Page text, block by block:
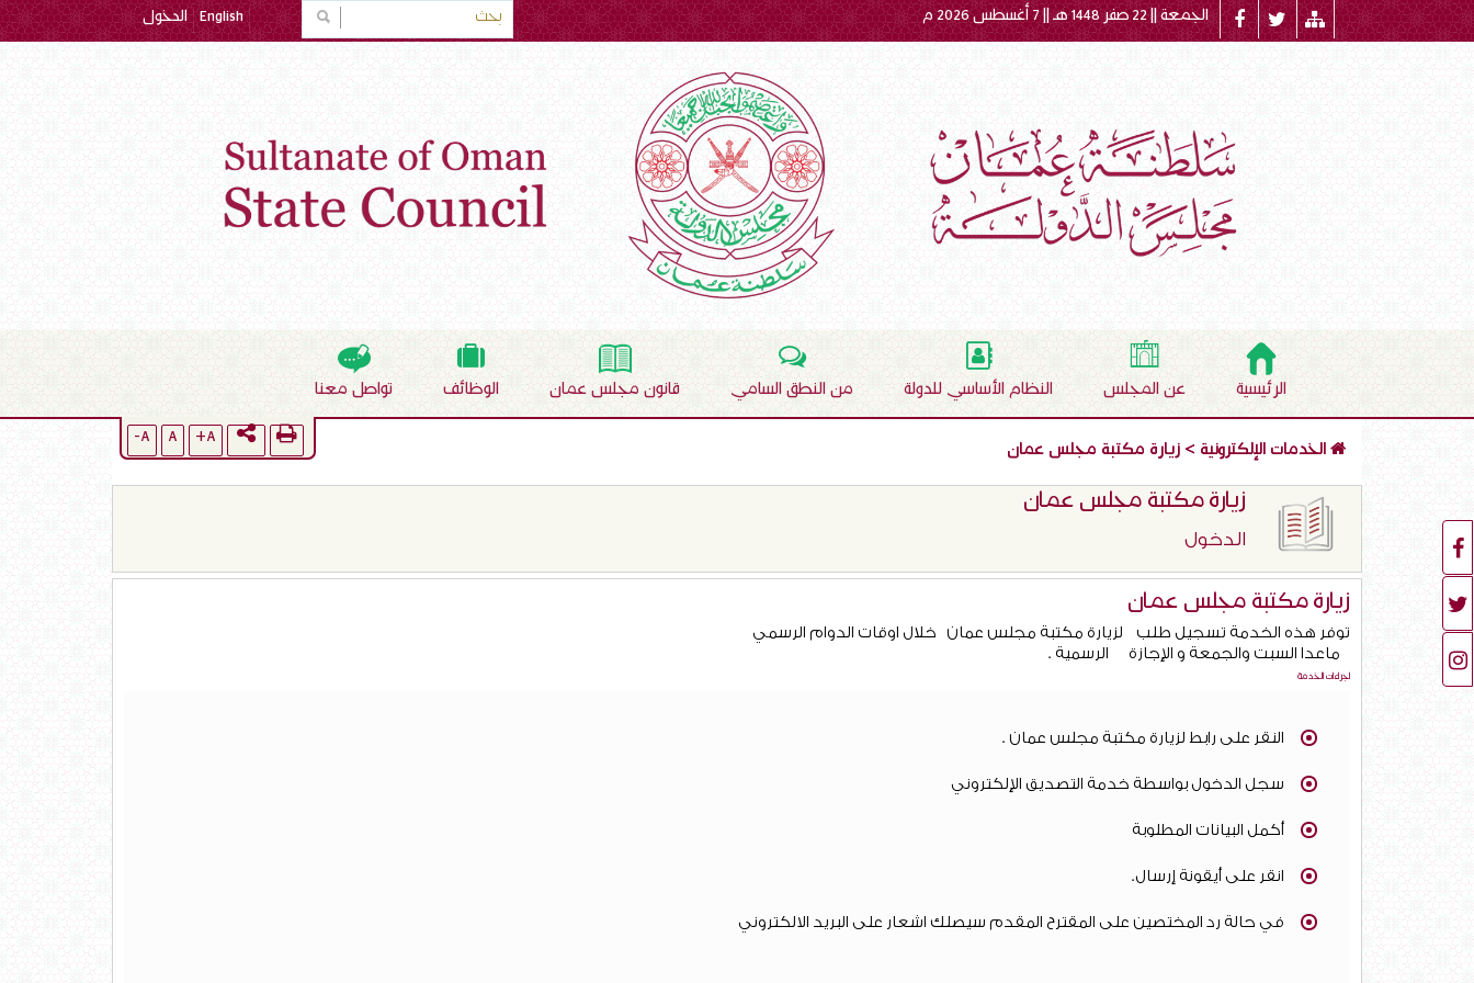
الجمعة || 22 صفر 1448 هـ || 7 أغسطس 2026 م الدخول English
الرئيسية عن المجلس النظام الأساسي للدولة من النطق السامي قانون مجلس عمان الوظائف
تواصل معنا
الخدمات الإلكترونية >زيارة مكتبة مجلس عمان A+
A
A-
زيارة مكتبة مجلس عمان
الدخول
زيارة مكتبة مجلس عمان
توفر هذه الخدمة تسجيل طلب لزيارة مكتبة مجلس عمان خلال اوقات الدوام الرسمي ​
ماعدا السبت والجمعة و الإجازة الرسمية .​
اجراءات الخدمة
النقر على رابط لزيارة مكتبة مجلس عمان .
سجل الدخول بواسطة خدمة التصديق الإلكتروني
أكمل البيانات المطلوبة
انقر على أيقونة إرسال.
في حالة رد المختصين على المقترح المقدم سيصلك اشعار على البريد الالكتروني